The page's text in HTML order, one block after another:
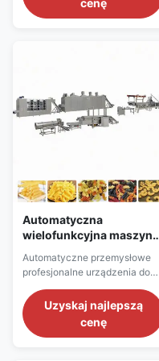
produkcji makaronu
następnie po wyt...
cenę
Automatyczna
wielofunkcyjna maszyna
2t
Automatyczne przemysłowe
profesjonalne urządzenia do
maszyna do produkcji
makaronu Opis produktu
Automatyczne przemysłowe
Uzyskaj najlepszą
cenę